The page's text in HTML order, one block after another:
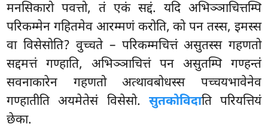
मनसिकारो पवत्तो, तं एकं सद्दं. यदि अभिञ्ञाचित्तम्पि
परिकम्मेन गहितमेव आरम्मणं करोति, को पन तस्स, इमस्स
वा विसेसोति? वुच्चते – परिकम्मचित्तं असुतस्स गहणतो
सद्दमत्तं गण्हाति, अभिञ्ञाचित्तं पन असुतम्पि गण्हन्तं
सवनाकारेन गहणतो अत्थावबोधस्स पच्चयभावेनेव
गण्हातीति अयमेतेसं विसेसो. सुतकोविदाति परियत्तियं
छेका.